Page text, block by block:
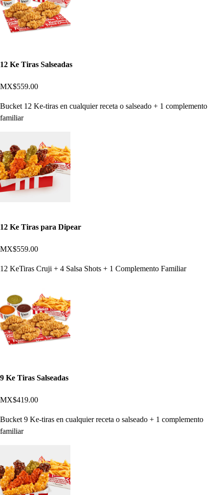
12 Ke Tiras Salseadas
MX$559.00
Bucket 12 Ke-tiras en cualquier receta o salseado + 1 complemento
familiar
12 Ke Tiras para Dipear
MX$559.00
12 KeTiras Cruji + 4 Salsa Shots + 1 Complemento Familiar
9 Ke Tiras Salseadas
MX$419.00
Bucket 9 Ke-tiras en cualquier receta o salseado + 1 complemento
familiar